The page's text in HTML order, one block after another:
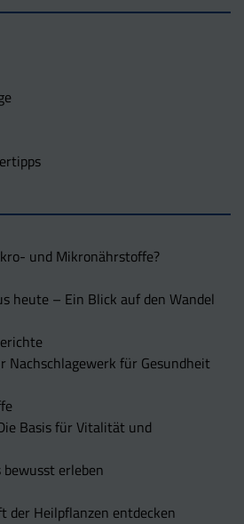
und Mikronährstoffe?
heute – Ein Blick auf den Wandel
Nachschlagewerk für Gesundheit
Basis für Vitalität und
erleben
der Heilpflanzen entdecken